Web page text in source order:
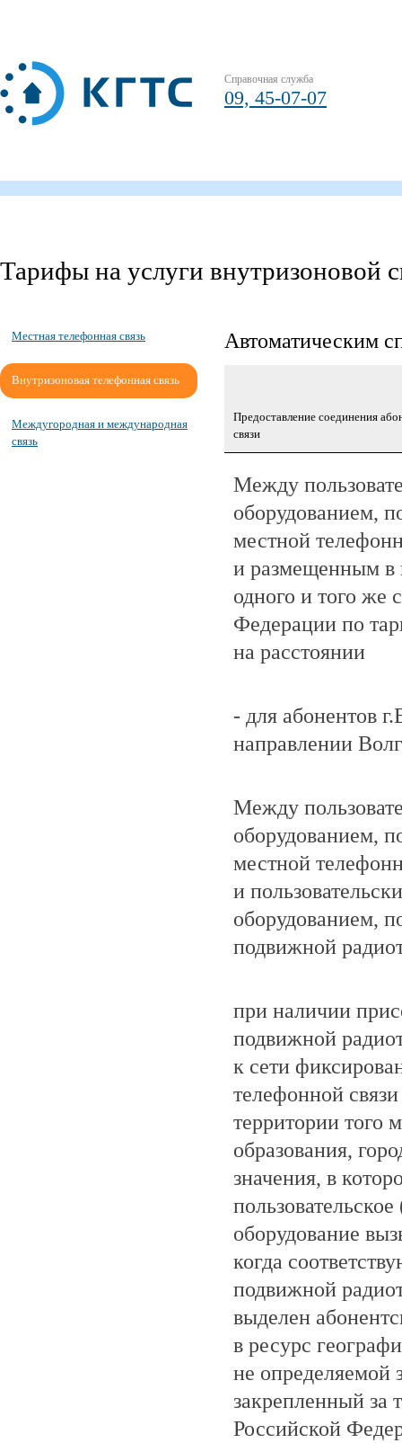
Справочная служба
09, 45-07-07
Тарифы на услуги внутризоновой
Местная телефонная связь
Внутризоновая телефонная связь
Междугородная и международная
связь
Автоматическим
Предоставление соединения
связи
Между
оборудованием,
местной
и размещенным в
одного и того же
Федерации по
на расстоянии
- для абонентов
направлении
Между
оборудованием,
местной
и
оборудованием,
подвижной
при наличии
подвижной
к сети
телефонной
территории того
образования,
значения, в
оборудование
когда
подвижной
выделен
в ресурс
не определяемой
закрепленный за
Российской